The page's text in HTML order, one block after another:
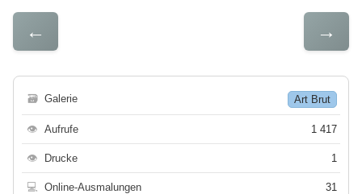
← →
🗃 Galerie Art Brut
👁 Aufrufe 1 417
👁 Drucke 1
💻 Online-Ausmalungen 31